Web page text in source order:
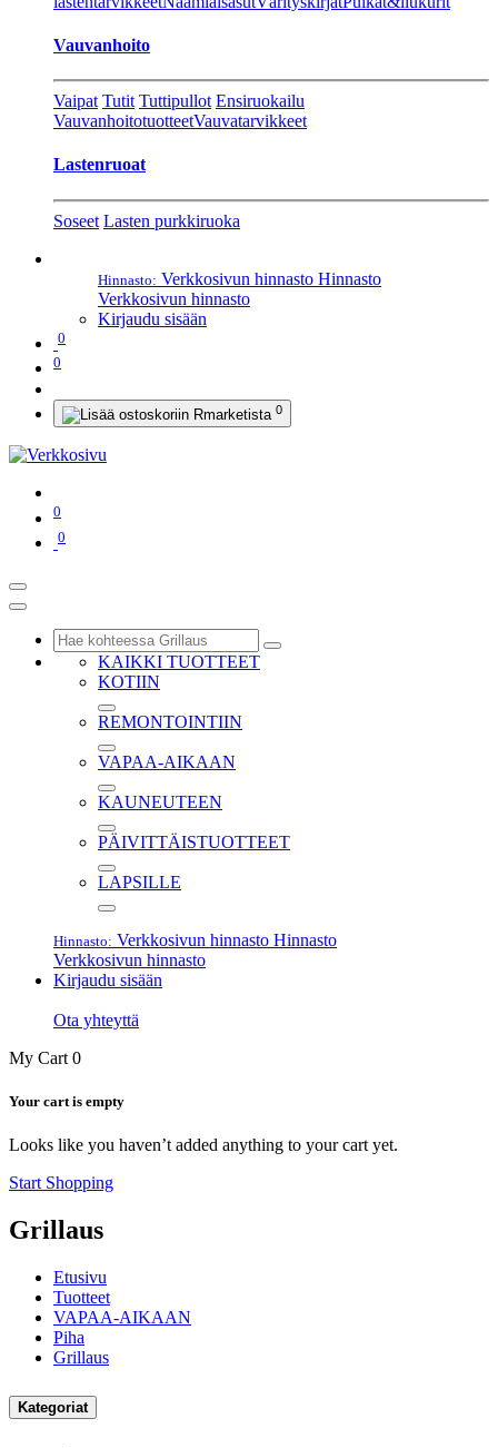
Vauvanhoito
Vaipat Tutit Tuttipullot Ensiruokailu
VauvanhoitotuotteetVauvatarvikkeet
Lastenruoat
Soseet Lasten purkkiruoka
Hinnasto: Verkkosivun hinnasto Hinnasto
Verkkosivun hinnasto
Kirjaudu sisään
0
0
0
0
0
KAIKKI TUOTTEET
KOTIIN
REMONTOINTIIN
VAPAA-AIKAAN
KAUNEUTEEN
PÄIVITTÄISTUOTTEET
LAPSILLE
Hinnasto: Verkkosivun hinnasto Hinnasto
Verkkosivun hinnasto
Kirjaudu sisään
Ota yhteyttä
My Cart 0
Your cart is empty
Looks like you haven’t added anything to your cart yet.
Start Shopping
Grillaus
Etusivu
Tuotteet
VAPAA-AIKAAN
Piha
Grillaus
Kategoriat